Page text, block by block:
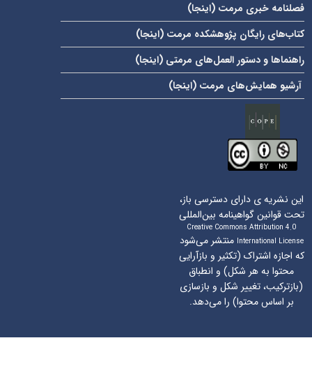
فصلنامه خبری مرمت ( اینجا)
کتاب‌های رایگان پژوهشکده مرمت ( اینجا)
راهنماها و دستور العمل‌های مرمتی ( اینجا)
آرشیو همایش‌های مرمت ( اینجا)
این نشریه ی دارای دسترسی باز،
تحت قوانین گواهینامه بین‌المللی
Creative Commons Attribution 4.0
International Licenseمنتشر می‌شود
که اجازه اشتراک (تکثیر و بازآرایی
محتوا به هر شکل) و انطباق
(بازترکیب، تغییر شکل و بازسازی
بر اساس محتوا) را می‌دهد.